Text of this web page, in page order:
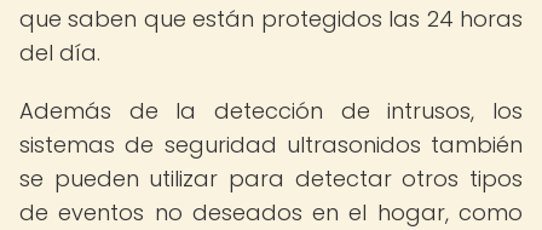
que saben que están protegidos las 24 horas
del día.
Además de la detección de intrusos, los
sistemas de seguridad ultrasonidos también
se pueden utilizar para detectar otros tipos
de eventos no deseados en el hogar, como